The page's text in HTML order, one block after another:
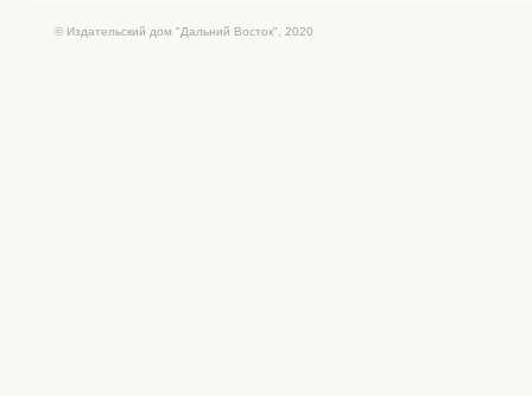
© Издательский дом "Дальний Восток", 2020